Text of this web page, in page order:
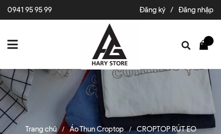
0941 95 95 99 Đăng ký / Đăng nhập
Trang chủ / Áo Thun Croptop / CROPTOP RÚT EO